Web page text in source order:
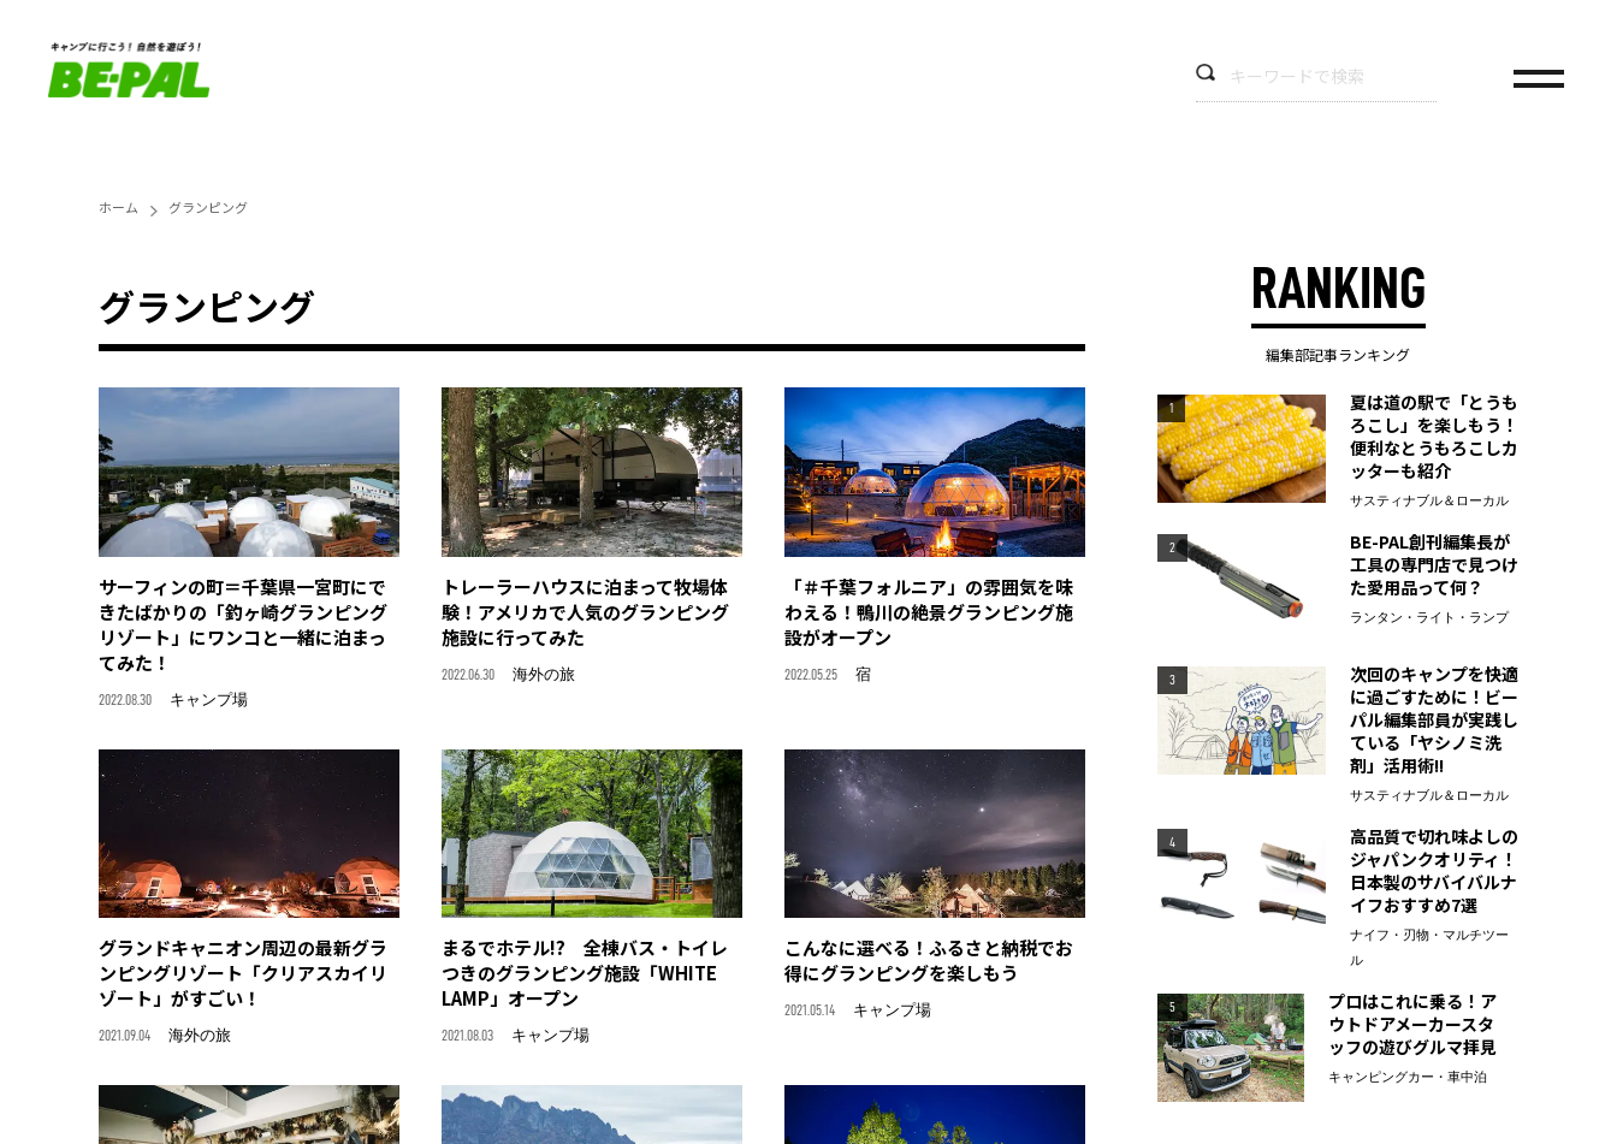
ホーム グランピング
グランピング
サーフィンの町＝千葉県一宮町にで
きたばかりの「釣ヶ崎グランピング
リゾート」にワンコと一緒に泊まっ
てみた！
2022.08.30 キャンプ場
トレーラーハウスに泊まって牧場体
験！アメリカで人気のグランピング
施設に行ってみた
2022.06.30 海外の旅
「＃千葉フォルニア」の雰囲気を味
わえる！鴨川の絶景グランピング施
設がオープン
2022.05.25 宿
グランドキャニオン周辺の最新グラ
ンピングリゾート「クリアスカイリ
ゾート」がすごい！
2021.09.04 海外の旅
まるでホテル!? 全棟バス・トイレ
つきのグランピング施設「WHITE
LAMP」オープン
2021.08.03 キャンプ場
こんなに選べる！ふるさと納税でお
得にグランピングを楽しもう
2021.05.14 キャンプ場
RANKING
編集部記事ランキング
1
夏は道の駅で「とうも
ろこし」を楽しもう！
便利なとうもろこしカ
ッターも紹介
サスティナブル＆ローカル
2
BE-PAL創刊編集長が
工具の専門店で見つけ
た愛用品って何？
ランタン・ライト・ランプ
3
次回のキャンプを快適
に過ごすために！ビー
パル編集部員が実践し
ている「ヤシノミ洗
剤」活用術!!
サスティナブル＆ローカル
4
高品質で切れ味よしの
ジャパンクオリティ！
日本製のサバイバルナ
イフおすすめ7選
ナイフ・刃物・マルチツー
ル
5
プロはこれに乗る！ア
ウトドアメーカースタ
ッフの遊びグルマ拝見
キャンピングカー・車中泊